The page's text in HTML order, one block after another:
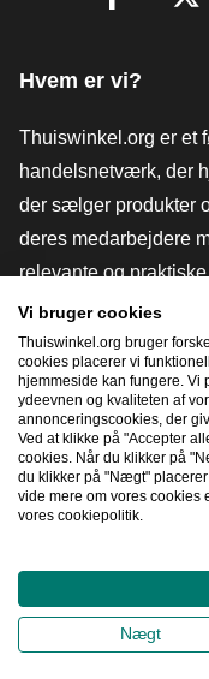
Hvem er vi?
Thuiswinkel.org er et
handelsnetværk, der
der sælger produkter
deres medarbejdere
relevante og
tillidsmærker,
og rådgivning,
og har vores egen
Academy.
Naviger hurtigt
Vi bruger cookies
Thuiswinkel.org bruger
cookies placerer vi
hjemmeside kan fungere. Vi
ydeevnen og kvaliteten af
annonceringscookies, der
Ved at klikke på "Accepter
cookies. Når du klikker på
du klikker på "Nægt"
vide mere om vores
vores cookiepolitik.
Nægt